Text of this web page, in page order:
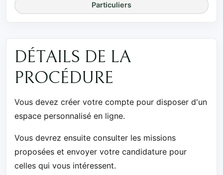
Particuliers
DÉTAILS DE LA
PROCÉDURE
Vous devez créer votre compte pour disposer d'un
espace personnalisé en ligne.
Vous devrez ensuite consulter les missions
proposées et envoyer votre candidature pour
celles qui vous intéressent.